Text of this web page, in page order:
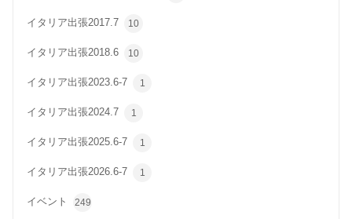
イタリア出張2017.7 10
イタリア出張2018.6 10
イタリア出張2023.6-7 1
イタリア出張2024.7 1
イタリア出張2025.6-7 1
イタリア出張2026.6-7 1
イベント 249